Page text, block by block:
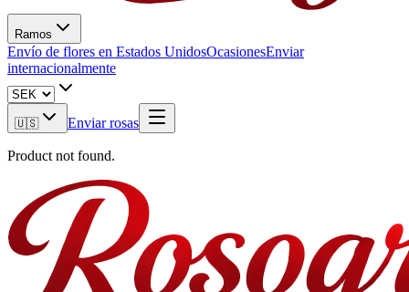
Ramos
Envío de flores en Estados UnidosOcasionesEnviar
internacionalmente
🇺🇸 Enviar rosas
Product not found.